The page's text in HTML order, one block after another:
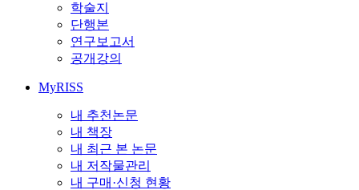
학술지
단행본
연구보고서
공개강의
MyRISS
내 추천논문
내 책장
내 최근 본 논문
내 저작물관리
내 구매·신청 현황